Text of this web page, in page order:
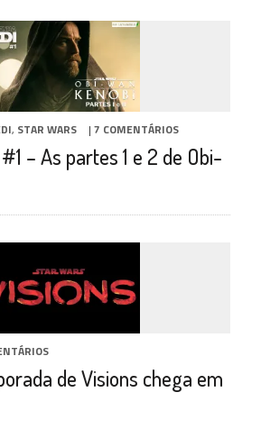
, STAR WARS | 7 COMENTÁRIOS
– As partes 1 e 2 de Obi-
de Visions chega em